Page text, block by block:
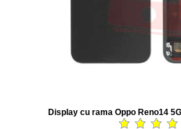
Display cu rama Oppo Reno14